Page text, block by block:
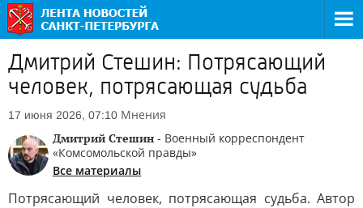
Дмитрий Стешин: Потрясающий
человек, потрясающая судьба
17 июня 2026, 07:10 Мнения
Дмитрий Стешин - Военный корреспондент
«Комсомольской правды»
Все материалы
Потрясающий человек, потрясающая судьба. Автор